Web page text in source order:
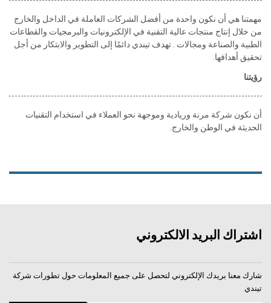
مهمتنا هي أن نكون واحدة من أفضل الشركات العاملة في الداخل والخارج
من خلال إنتاج منتجات عالية التقنية في الإلكترونيات والبرمجيات والقطاعات
الطبية والصناعة ومجالات . تهدف تيندي دائمًا إلى التطوير والابتكار من أجل
تحقيق أهدافها.
رؤيتنا
أن نكون شركة مرنة وريادية وموجهة نحو العملاء في استخدام التقنيات
الحديثة في الوطن والخارج.
اشتراك البريد الالكتروني
شارك معنا بريدك الإلكتروني لتحصل على جميع المعلومات حول تطورات شركة
تيندي